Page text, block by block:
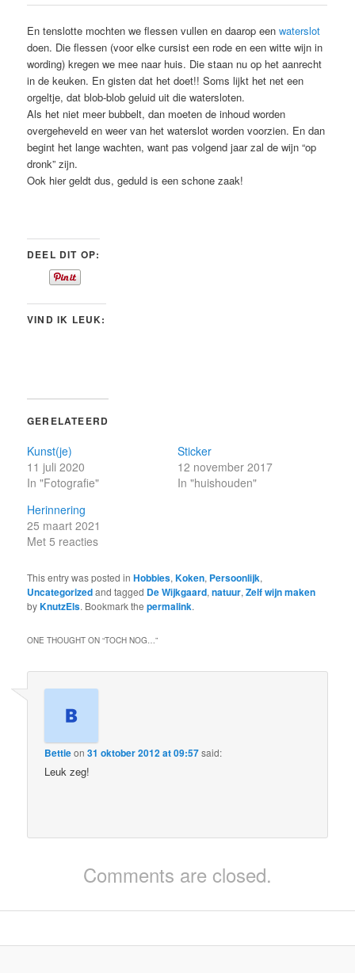
En tenslotte mochten we flessen vullen en daarop eenwaterslot
doen. Die flessen (voor elke cursist een rode en een witte wijn in
wording) kregen we mee naar huis. Die staan nu op het aanrecht
in de keuken. En gisten dat het doet!! Soms lijkt het net een
orgeltje, dat blob-blob geluid uit die watersloten.
Als het niet meer bubbelt, dan moeten de inhoud worden
overgeheveld en weer van het waterslot worden voorzien. En dan
begint het lange wachten, want pas volgend jaar zal de wijn “op
dronk” zijn.
Ook hier geldt dus, geduld is een schone zaak!
DEEL DIT OP:
VIND IK LEUK:
GERELATEERD
Kunst(je)
11 juli 2020
In "Fotografie"
Sticker
12 november 2017
In "huishouden"
Herinnering
25 maart 2021
Met 5 reacties
This entry was posted inHobbies,Koken, Persoonlijk,
Uncategorizedand tagged De Wijkgaard,natuur,Zelf wijn maken
byKnutzEls. Bookmark thepermalink.
ONE THOUGHT ON “TOCH NOG…”
Bettieon31 oktober 2012 at 09:57said:
Leuk zeg!
Comments are closed.